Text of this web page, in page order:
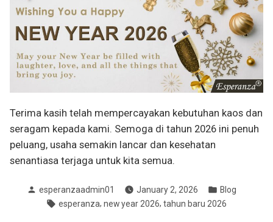
Terima kasih telah mempercayakan kebutuhan kaos dan
seragam kepada kami. Semoga di tahun 2026 ini penuh
peluang, usaha semakin lancar dan kesehatan
senantiasa terjaga untuk kita semua.
Posted
by
esperanzaadmin01 January 2, 2026
Posted
in
Blog
Tags:
esperanza, new year 2026, tahun baru 2026